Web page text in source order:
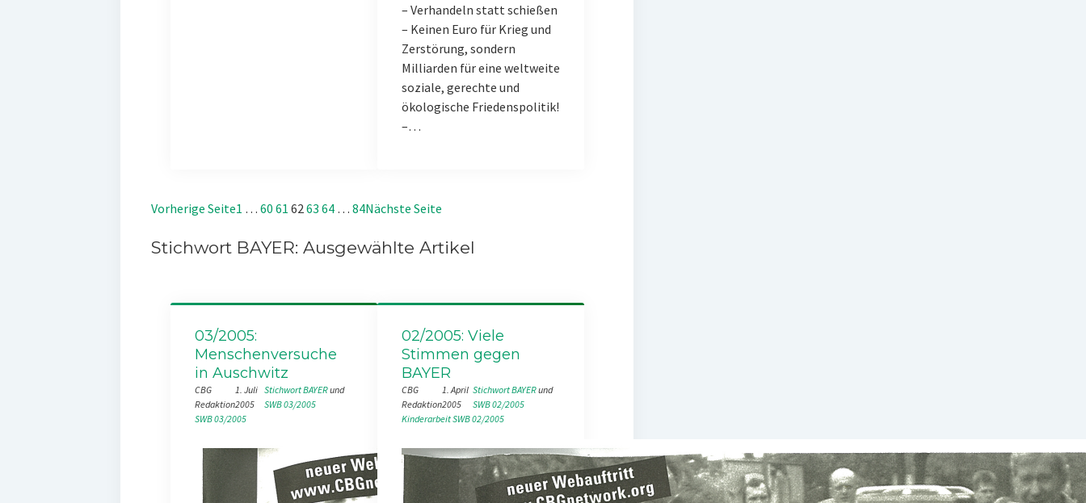
– Verhandeln statt schießen
– Keinen Euro für Krieg und
Zerstörung, sondern
Milliarden für eine weltweite
soziale, gerechte und
ökologische Friedenspolitik!
–…
Vorherige Seite1 … 60 61 62 63 64 … 84Nächste Seite
Stichwort BAYER: Ausgewählte Artikel
03/2005:
Menschenversuche
in Auschwitz
CBG
Redaktion
1. Juli
2005
Stichwort BAYER
und
SWB 03/2005
SWB 03/2005
02/2005: Viele
Stimmen gegen
BAYER
CBG
Redaktion
1. April
2005
Stichwort BAYER
und
SWB 02/2005
KinderarbeitSWB 02/2005